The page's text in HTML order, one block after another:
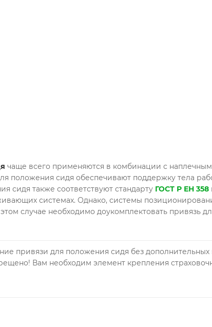
чаще всего применяются в комбинации с
положения сидя обеспечивают поддержку тела
сидя также соответствуют стандарту ГОСТ Р ЕН 358
системах. Однако, системы
случае необходимо доукомплектовать привязь
привязи для положения сидя без
Вам необходим элемент крепления